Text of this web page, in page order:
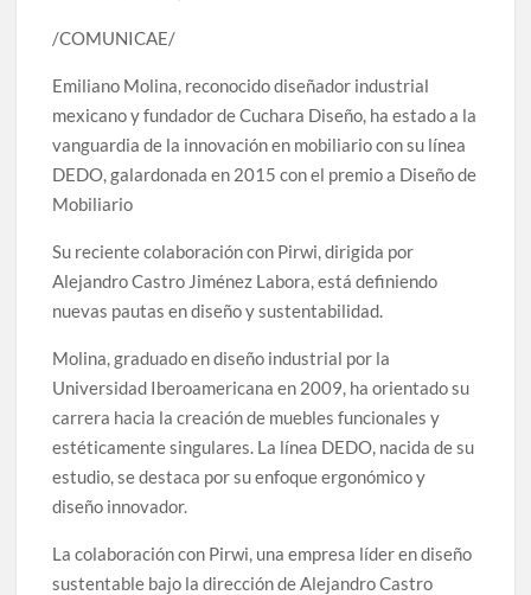
/COMUNICAE/
Emiliano Molina, reconocido diseñador industrial
mexicano y fundador de Cuchara Diseño, ha estado a la
vanguardia de la innovación en mobiliario con su línea
DEDO, galardonada en 2015 con el premio a Diseño de
Mobiliario
Su reciente colaboración con Pirwi, dirigida por
Alejandro Castro Jiménez Labora, está definiendo
nuevas pautas en diseño y sustentabilidad.
Molina, graduado en diseño industrial por la
Universidad Iberoamericana en 2009, ha orientado su
carrera hacia la creación de muebles funcionales y
estéticamente singulares. La línea DEDO, nacida de su
estudio, se destaca por su enfoque ergonómico y
diseño innovador.
La colaboración con Pirwi, una empresa líder en diseño
sustentable bajo la dirección de Alejandro Castro